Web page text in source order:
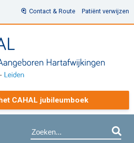
Contact & Route Patiënt verwijzen
CAHAL jubileumboek